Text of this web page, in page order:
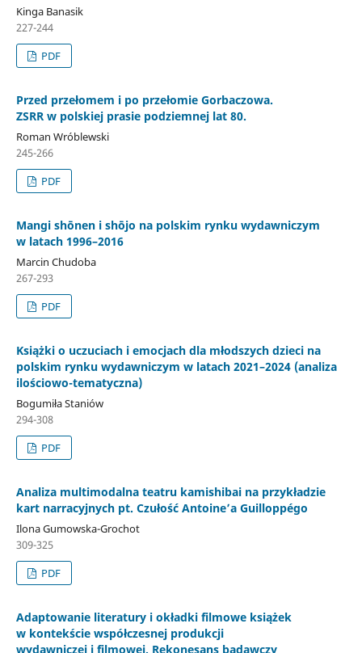
Kinga Banasik
227-244
PDF
Przed przełomem i po przełomie Gorbaczowa.
ZSRR w polskiej prasie podziemnej lat 80.
Roman Wróblewski
245-266
PDF
Mangi shōnen i shōjo na polskim rynku wydawniczym
w latach 1996–2016
Marcin Chudoba
267-293
PDF
Książki o uczuciach i emocjach dla młodszych dzieci na
polskim rynku wydawniczym w latach 2021–2024 (analiza
ilościowo-tematyczna)
Bogumiła Staniów
294-308
PDF
Analiza multimodalna teatru kamishibai na przykładzie
kart narracyjnych pt. Czułość Antoine’a Guilloppégo
Ilona Gumowska-Grochot
309-325
PDF
Adaptowanie literatury i okładki filmowe książek
w kontekście współczesnej produkcji
wydawniczej i filmowej. Rekonesans badawczy